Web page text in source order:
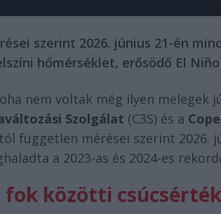
szerint 2026. június 21-én
hőmérséklet, erősödő El
nem voltak még ilyen melegek
Szolgálat (C3S) és a
független mérései szerint
a 2023-as és 2024-es
fok közötti